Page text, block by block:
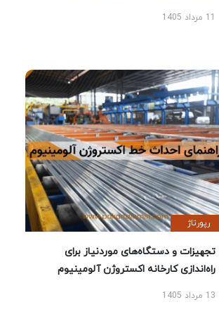
رپورتاژ
تجهیزات و دستگاه‌های موردنیاز برای
راه‌اندازی کارخانه اکستروژن آلومینیوم
13 مرداد 1405